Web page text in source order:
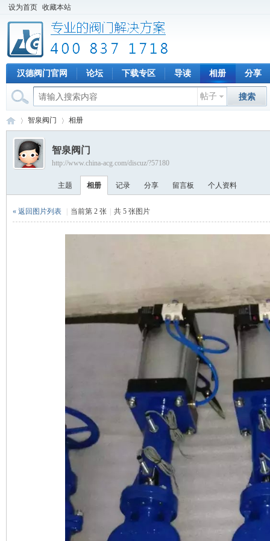
设为首页 收藏本站
汉德阀门官网 论坛 下载专区 导读 相册 分享
帖子 搜索
›
智泉阀门 相册
智泉阀门
http://www.china-acg.com/discuz/?57180
主题 相册 记录 分享 留言板 个人资料
« 返回图片列表 当前第 2 张 共 5 张图片